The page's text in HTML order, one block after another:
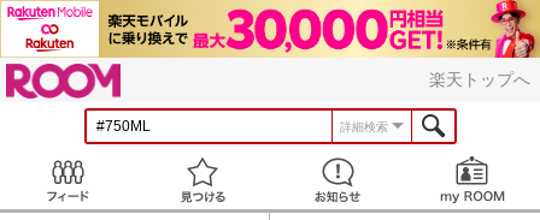
楽天トップへ
詳細検索
見つける お知らせ